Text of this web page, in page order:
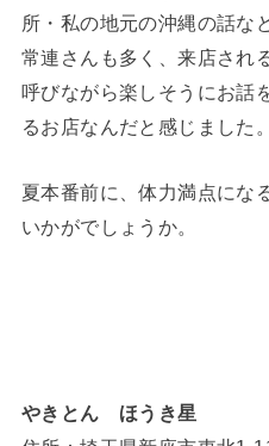
所・私の地元の沖縄の話な
常連さんも多く、来店され
呼びながら楽しそうにお話
るお店なんだと感じました。
夏本番前に、体力満点にな
いかがでしょうか。
やきとん ほうき星